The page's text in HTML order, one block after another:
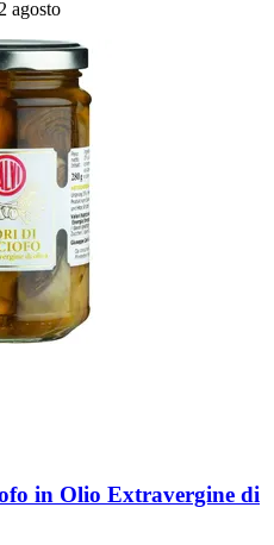
agosto
in Olio Extravergine di